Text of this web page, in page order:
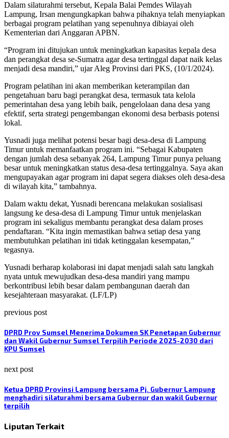
Dalam silaturahmi tersebut, Kepala Balai Pemdes Wilayah
Lampung, Irsan mengungkapkan bahwa pihaknya telah menyiapkan
berbagai program pelatihan yang sepenuhnya dibiayai oleh
Kementerian dari Anggaran APBN.
“Program ini ditujukan untuk meningkatkan kapasitas kepala desa
dan perangkat desa se-Sumatra agar desa tertinggal dapat naik kelas
menjadi desa mandiri,” ujar Aleg Provinsi dari PKS, (10/1/2024).
Program pelatihan ini akan memberikan keterampilan dan
pengetahuan baru bagi perangkat desa, termasuk tata kelola
pemerintahan desa yang lebih baik, pengelolaan dana desa yang
efektif, serta strategi pengembangan ekonomi desa berbasis potensi
lokal.
Yusnadi juga melihat potensi besar bagi desa-desa di Lampung
Timur untuk memanfaatkan program ini. “Sebagai Kabupaten
dengan jumlah desa sebanyak 264, Lampung Timur punya peluang
besar untuk meningkatkan status desa-desa tertinggalnya. Saya akan
mengupayakan agar program ini dapat segera diakses oleh desa-desa
di wilayah kita,” tambahnya.
Dalam waktu dekat, Yusnadi berencana melakukan sosialisasi
langsung ke desa-desa di Lampung Timur untuk menjelaskan
program ini sekaligus membantu perangkat desa dalam proses
pendaftaran. “Kita ingin memastikan bahwa setiap desa yang
membutuhkan pelatihan ini tidak ketinggalan kesempatan,”
tegasnya.
Yusnadi berharap kolaborasi ini dapat menjadi salah satu langkah
nyata untuk mewujudkan desa-desa mandiri yang mampu
berkontribusi lebih besar dalam pembangunan daerah dan
kesejahteraan masyarakat. (LF/LP)
previous post
DPRD Prov Sumsel Menerima Dokumen SK Penetapan Gubernur
dan Wakil Gubernur Sumsel Terpilih Periode 2025-2030 dari
KPU Sumsel
next post
Ketua DPRD Provinsi Lampung bersama Pj. Gubernur Lampung
menghadiri silaturahmi bersama Gubernur dan wakil Gubernur
terpilih
Liputan Terkait